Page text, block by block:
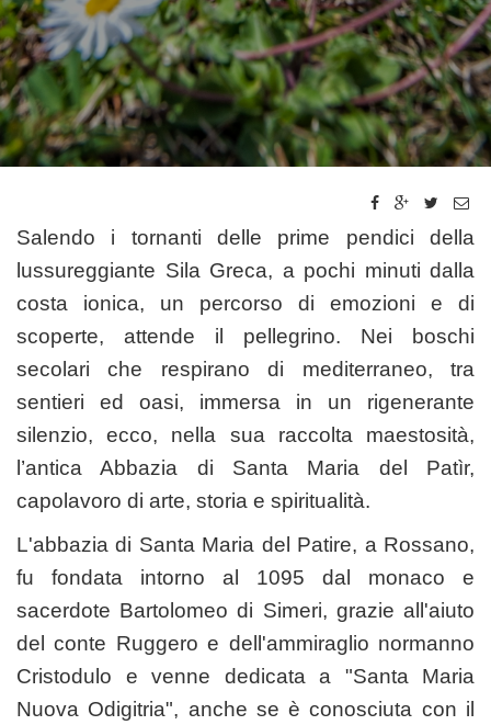
Salendo i tornanti delle prime pendici della
lussureggiante Sila Greca, a pochi minuti dalla
costa ionica, un percorso di emozioni e di
scoperte, attende il pellegrino. Nei boschi
secolari che respirano di mediterraneo, tra
sentieri ed oasi, immersa in un rigenerante
silenzio, ecco, nella sua raccolta maestosità,
l’antica Abbazia di Santa Maria del Patìr,
capolavoro di arte, storia e spiritualità.
L'abbazia di Santa Maria del Patire, a Rossano,
fu fondata intorno al 1095 dal monaco e
sacerdote Bartolomeo di Simeri, grazie all'aiuto
del conte Ruggero e dell'ammiraglio normanno
Cristodulo e venne dedicata a "Santa Maria
Nuova Odigitria", anche se è conosciuta con il